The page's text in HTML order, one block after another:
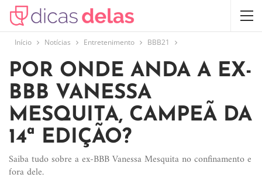
Início Notícias Entretenimento BBB21
POR ONDE ANDA A EX-
BBB VANESSA
MESQUITA, CAMPEÃ DA
14ª EDIÇÃO?
Saiba tudo sobre a ex-BBB Vanessa Mesquita no confinamento e
fora dele.